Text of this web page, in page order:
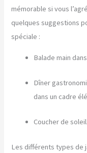
mémorable si vous
quelques suggestions
spéciale :
Balade main
Dîner
dans un cadre
Coucher de
Les différents types de